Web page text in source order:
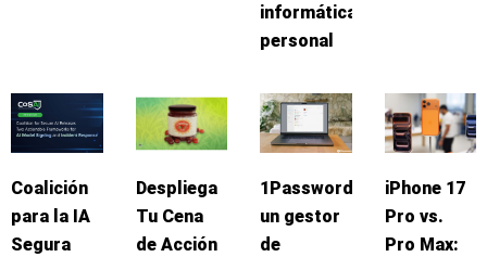
informática
personal
Coalición
para la IA
Segura
Despliega
Tu Cena
de Acción
1Password:
un gestor
de
iPhone 17
Pro vs.
Pro Max: